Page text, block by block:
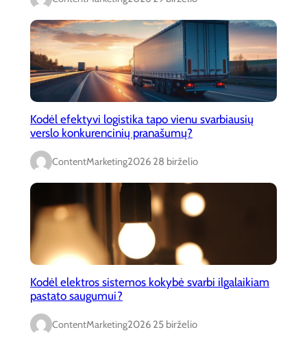
Kodėl efektyvi logistika tapo vienu svarbiausių
verslo konkurencinių pranašumų?
ContentMarketing2026 28 birželio
Kodėl elektros sistemos kokybė svarbi ilgalaikiam
pastato saugumui?
ContentMarketing2026 25 birželio